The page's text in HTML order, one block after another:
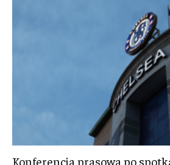
Konferencja prasowa po